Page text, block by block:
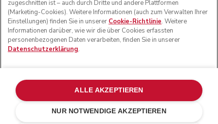
und das Design der Küchenmaschine sind eingetragene
Marken in den USA und in anderen Ländern.
Meine cookies verwalten
Datenschutzerklärung
zugeschnitten ist – auch durch Dritte und andere Plattformen
(Marketing-Cookies). Weitere Informationen (auch zum Verwalten Ihrer
Einstellungen) finden Sie in unserer Cookie-Richtlinie. Weitere
Informationen darüber, wie wir die über Cookies erfassten
personenbezogenen Daten verarbeiten, finden Sie in unserer
Datenschutzerklärung.
NUR NOTWENDIGE AKZEPTIEREN
ALLE AKZEPTIEREN